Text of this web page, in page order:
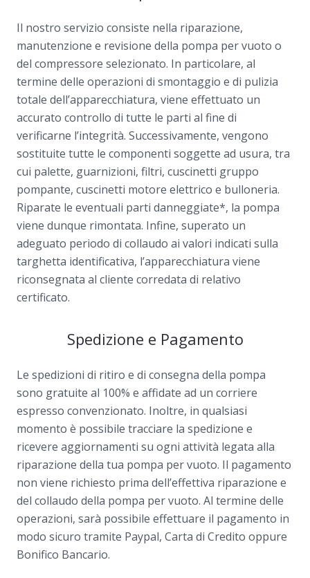
Il nostro servizio consiste nella riparazione,
manutenzione e revisione della pompa per vuoto o
del compressore selezionato. In particolare, al
termine delle operazioni di smontaggio e di pulizia
totale dell’apparecchiatura, viene effettuato un
accurato controllo di tutte le parti al fine di
verificarne l’integrità. Successivamente, vengono
sostituite tutte le componenti soggette ad usura, tra
cui palette, guarnizioni, filtri, cuscinetti gruppo
pompante, cuscinetti motore elettrico e bulloneria.
Riparate le eventuali parti danneggiate*, la pompa
viene dunque rimontata. Infine, superato un
adeguato periodo di collaudo ai valori indicati sulla
targhetta identificativa, l’apparecchiatura viene
riconsegnata al cliente corredata di relativo
certificato.
Spedizione e Pagamento
Le spedizioni di ritiro e di consegna della pompa
sono gratuite al 100% e affidate ad un corriere
espresso convenzionato. Inoltre, in qualsiasi
momento è possibile tracciare la spedizione e
ricevere aggiornamenti su ogni attività legata alla
riparazione della tua pompa per vuoto. Il pagamento
non viene richiesto prima dell’effettiva riparazione e
del collaudo della pompa per vuoto. Al termine delle
operazioni, sarà possibile effettuare il pagamento in
modo sicuro tramite Paypal, Carta di Credito oppure
Bonifico Bancario.